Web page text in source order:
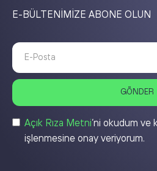
E-BÜLTENİMİZE ABONE OLUN
Açık Rıza Metni’ni okudum ve
işlenmesine onay veriyorum.